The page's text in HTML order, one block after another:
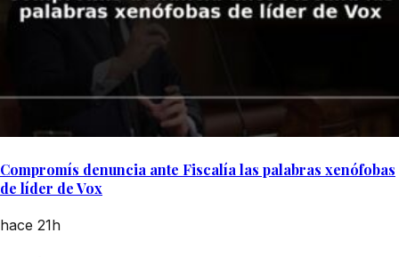
Compromís denuncia ante Fiscalía las palabras xenófobas
de líder de Vox
hace 21h